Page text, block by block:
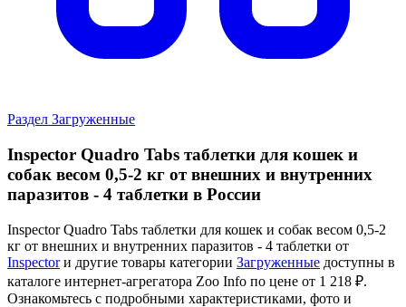
Раздел Загруженные
Inspector Quadro Tabs таблетки для кошек и
собак весом 0,5-2 кг от внешних и внутренних
паразитов - 4 таблетки в России
Inspector Quadro Tabs таблетки для кошек и собак весом 0,5-2
кг от внешних и внутренних паразитов - 4 таблетки от
Inspectorи другие товары категории Загруженные доступны в
каталоге интернет-агрегатора Zoo Info по цене от 1 218 ₽.
Ознакомьтесь с подробными характеристиками, фото и